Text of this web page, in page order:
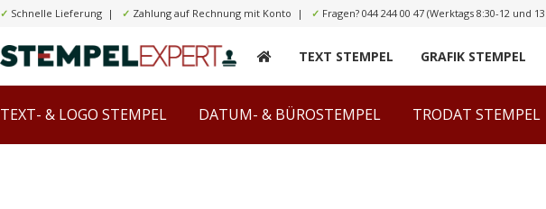
✓ Schnelle Lieferung | ✓ Zahlung auf Rechnung mit Konto | ✓ Fragen? 044 244 00 47 (Werktags 8:30-12 und
TEXT STEMPEL GRAFIK STEMPEL
TEXT- & LOGO STEMPEL DATUM- & BÜROSTEMPEL TRODAT STEMPEL